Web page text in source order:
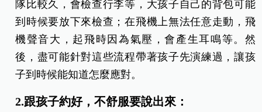
隊比較久，會檢查行李等，大孩子自己的背包可能
到時候要放下來檢查；在飛機上無法任意走動，飛
機聲音大，起飛時因為氣壓，會產生耳鳴等。然
後，盡可能針對這些流程帶著孩子先演練過，讓孩
子到時候能知道怎麼應對。
2.跟孩子約好，不舒服要說出來：